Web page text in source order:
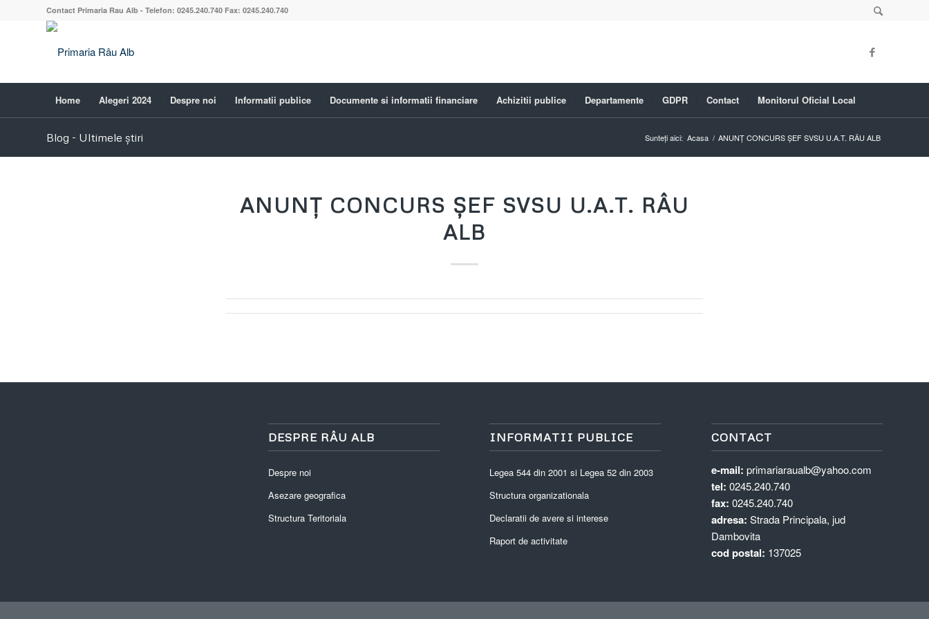
Contact Primaria Rau Alb - Telefon: 0245.240.740 Fax: 0245.240.740
Home Alegeri 2024 Despre noi Informatii publice Documente si informatii financiare Achizitii publice Departamente GDPR Contact Monitorul Oficial Local
Blog - Ultimele știri Sunteți aici: Acasa / ANUNȚ CONCURS ȘEF SVSU U.A.T. RÂU ALB
ANUNȚ CONCURS ȘEF SVSU U.A.T. RÂU
ALB
DESPRE RÂU ALB
Despre noi
Asezare geografica
Structura Teritoriala
INFORMATII PUBLICE
Legea 544 din 2001 si Legea 52 din 2003
Structura organizationala
Declaratii de avere si interese
Raport de activitate
CONTACT
e-mail: primariaraualb@yahoo.com
tel: 0245.240.740
fax: 0245.240.740
adresa: Strada Principala, jud
Dambovita
cod postal: 137025